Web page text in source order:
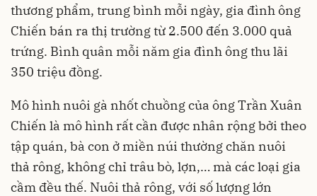
thương phẩm, trung bình mỗi ngày, gia đình ông
Chiến bán ra thị trường từ 2.500 đến 3.000 quả
trứng. Bình quân mỗi năm gia đình ông thu lãi
350 triệu đồng.
Mô hình nuôi gà nhốt chuồng của ông Trần Xuân
Chiến là mô hình rất cần được nhân rộng bởi theo
tập quán, bà con ở miền núi thường chăn nuôi
thả rông, không chỉ trâu bò, lợn,… mà các loại gia
cầm đều thế. Nuôi thả rông, với số lượng lớn